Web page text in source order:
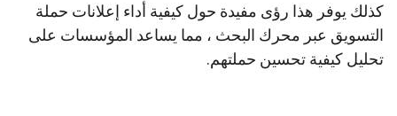
كذلك يوفر هذا رؤى مفيدة حول كيفية أداء إعلانات حملة
التسويق عبر محرك البحث ، مما يساعد المؤسسات على
تحليل كيفية تحسين حملتهم.